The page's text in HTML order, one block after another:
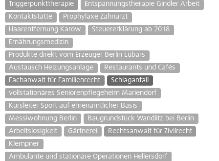
Triggerpunkttherapie
Entspannungstherapie Gindler Arbeit
Kontaktstätte
Prophylaxe Zahnarzt
Haarentfernung Karow
Steuererklärung ab 2018
Ernährungsmedizin
Produkte direkt vom Erzeuger Berlin Lübars
Austausch Heizungsanlage
Restaurants und Cafés
Fachanwalt für Familienrecht
Schlaganfall
vollstationäres Seniorenpflegeheim Mariendorf
Kursleiter Sport auf ehrenamtlicher Basis
Messiwohnung Berlin
Baugrundstück Wandlitz bei Berlin
Arbeitslosigkeit
Gärtnerei
Rechtsanwalt für Zivilrecht
Klempner
Ambulante und stationäre Operationen Hellersdorf